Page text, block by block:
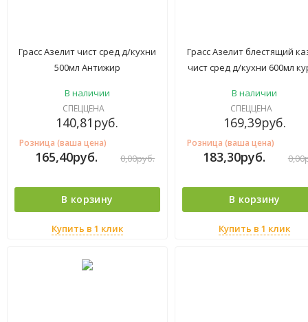
Грасс Азелит чист сред д/кухни
500мл Антижир
В наличии
СПЕЦЦЕНА
140,81 руб.
Розница (ваша цена)
165,40руб. 0,00руб.
В корзину
Купить в 1 клик
Грасс Азелит блестящий
чист сред д/кухни 600мл
В наличии
СПЕЦЦЕНА
169,39руб.
Розница (ваша цена)
183,30руб. 0,00
В корзину
Купить в 1 клик